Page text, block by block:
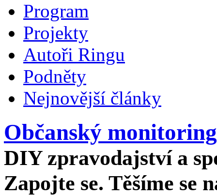
Program
Projekty
Autoři Ringu
Podněty
Nejnovější články
Občanský monitoring
DIY zpravodajství a
Zapojte se. Těšíme se